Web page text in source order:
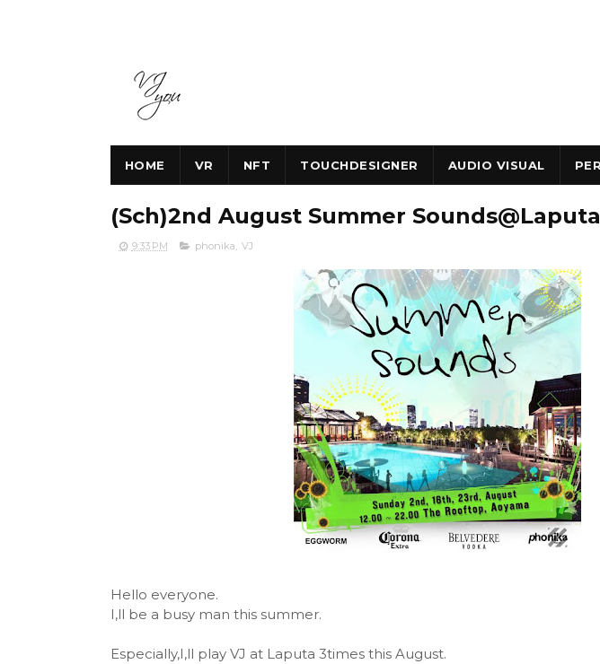
HOME VR NFT TOUCHDESIGNER AUDIO VISUAL
(Sch)2nd August Summer
9:33 PM phonika, VJ
Hello everyone.
I,ll be a busy man this summer.
Especially,I,ll play VJ at Laputa 3times this August.